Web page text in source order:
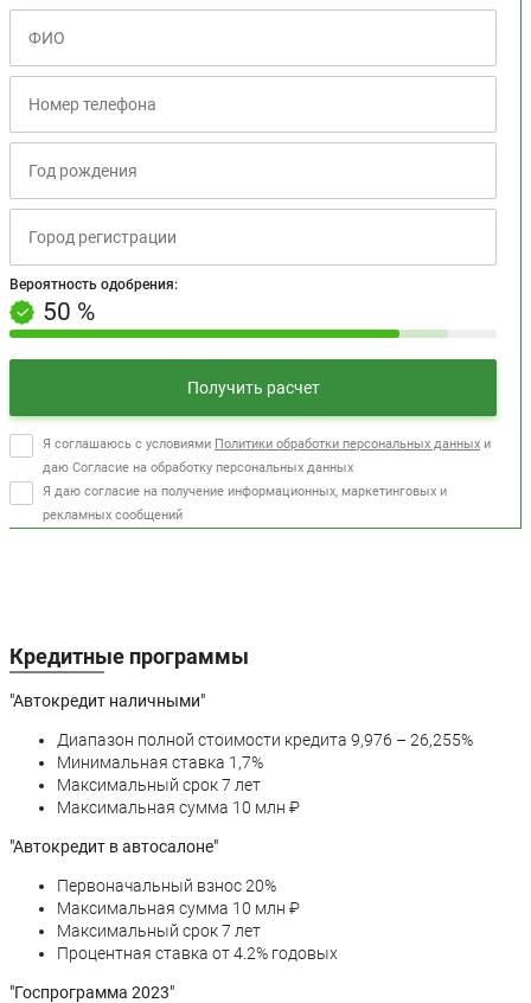
Вероятность одобрения:
+10% за третий шаг
Вероятность одобрения:
50 %
Получить расчет
Я соглашаюсь с условиями Политики обработки персональных данных и
даю Согласие на обработку персональных данных
Я даю согласие на получение информационных, маркетинговых и
рекламных сообщений
Кредитные программы
"Автокредит наличными"
Диапазон полной стоимости кредита 9,976 – 26,255%
Минимальная ставка 1,7%
Максимальный срок 7 лет
Максимальная сумма 10 млн ₽
"Автокредит в автосалоне"
Первоначальный взнос 20%
Максимальная сумма 10 млн ₽
Максимальный срок 7 лет
Процентная ставка от 4.2% годовых
"Госпрограмма 2023"